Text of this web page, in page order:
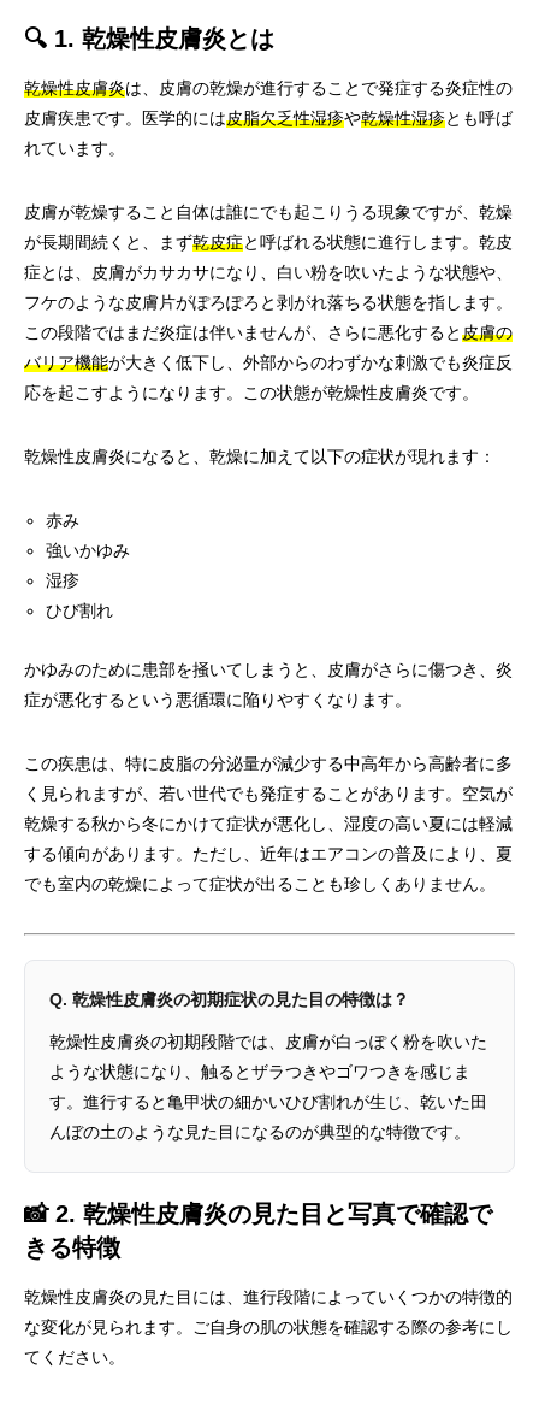
🔍 1. 乾燥性皮膚炎とは
乾燥性皮膚炎は、皮膚の乾燥が進行することで発症する炎症性の
皮膚疾患です。医学的には皮脂欠乏性湿疹や乾燥性湿疹とも呼ば
れています。
皮膚が乾燥すること自体は誰にでも起こりうる現象ですが、乾燥
が長期間続くと、まず乾皮症と呼ばれる状態に進行します。乾皮
症とは、皮膚がカサカサになり、白い粉を吹いたような状態や、
フケのような皮膚片がぽろぽろと剥がれ落ちる状態を指します。
この段階ではまだ炎症は伴いませんが、さらに悪化すると皮膚の
バリア機能が大きく低下し、外部からのわずかな刺激でも炎症反
応を起こすようになります。この状態が乾燥性皮膚炎です。
乾燥性皮膚炎になると、乾燥に加えて以下の症状が現れます：
赤み
強いかゆみ
湿疹
ひび割れ
かゆみのために患部を掻いてしまうと、皮膚がさらに傷つき、炎
症が悪化するという悪循環に陥りやすくなります。
この疾患は、特に皮脂の分泌量が減少する中高年から高齢者に多
く見られますが、若い世代でも発症することがあります。空気が
乾燥する秋から冬にかけて症状が悪化し、湿度の高い夏には軽減
する傾向があります。ただし、近年はエアコンの普及により、夏
でも室内の乾燥によって症状が出ることも珍しくありません。
Q. 乾燥性皮膚炎の初期症状の見た目の特徴は？
乾燥性皮膚炎の初期段階では、皮膚が白っぽく粉を吹いた
ような状態になり、触るとザラつきやゴワつきを感じま
す。進行すると亀甲状の細かいひび割れが生じ、乾いた田
んぼの土のような見た目になるのが典型的な特徴です。
📸 2. 乾燥性皮膚炎の見た目と写真で確認で
きる特徴
乾燥性皮膚炎の見た目には、進行段階によっていくつかの特徴的
な変化が見られます。ご自身の肌の状態を確認する際の参考にし
てください。